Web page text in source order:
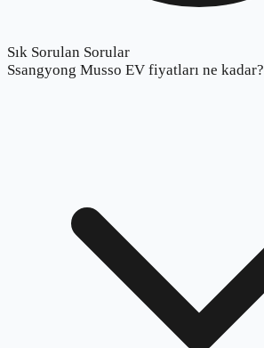
Sık Sorulan Sorular
Ssangyong Musso EV fiyatları ne kadar?